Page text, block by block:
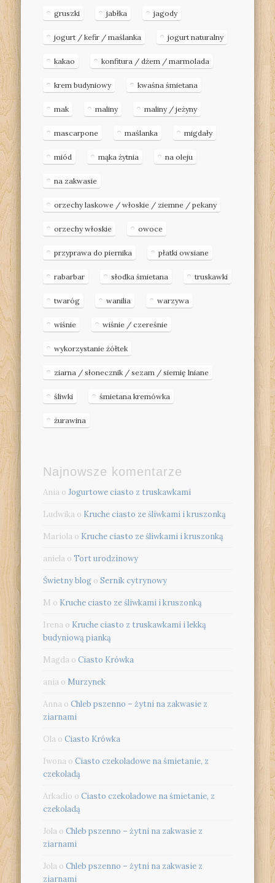
gruszki jabłka jagody
jogurt / kefir / maślanka jogurt naturalny
kakao konfitura / dżem / marmolada
krem budyniowy kwaśna śmietana
mak maliny maliny / jeżyny
mascarpone maślanka migdały
miód mąka żytnia na oleju
na zakwasie
orzechy laskowe / włoskie / ziemne / pekany
orzechy włoskie owoce
przyprawa do piernika płatki owsiane
rabarbar słodka śmietana truskawki
twaróg wanilia warzywa
wiśnie wiśnie / czereśnie
wykorzystanie żółtek
ziarna / słonecznik / sezam / siemię lniane
śliwki śmietana kremówka
żurawina
Najnowsze komentarze
Ania oJogurtowe ciasto z truskawkami
Ludwika o Kruche ciasto ze śliwkami i kruszonką
Mariola o Kruche ciasto ze śliwkami i kruszonką
aniela oTort urodzinowy
Świetny blog oSernik cytrynowy
M o Kruche ciasto ze śliwkami i kruszonką
Irena o Kruche ciasto z truskawkami i lekką
budyniową pianką
Magda oCiasto Krówka
ania o Murzynek
Anna oChleb pszenno – żytni na zakwasie z
ziarnami
Ola oCiasto Krówka
Iwona oCiasto czekoladowe na śmietanie, z
czekoladą
Arkadio oCiasto czekoladowe na śmietanie, z
czekoladą
Jola oChleb pszenno – żytni na zakwasie z
ziarnami
Jola oChleb pszenno – żytni na zakwasie z
ziarnami